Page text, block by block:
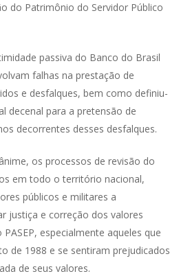
do Patrimônio do Servidor Público
passiva do Banco do Brasil
falhas na prestação de
e desfalques, bem como definiu-
decenal para a pretensão de
decorrentes desses desfalques.
os processos de revisão do
em todo o território nacional,
públicos e militares a
justiça e correção dos valores
especialmente aqueles que
de 1988 e se sentiram prejudicados
de seus valores.